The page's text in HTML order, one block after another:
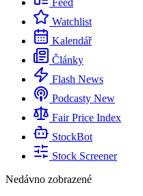
Feed
Watchlist
Kalendář
Články
Flash News
Podcasty New
Fair Price Index
StockBot
Stock Screener
Nedávno zobrazené